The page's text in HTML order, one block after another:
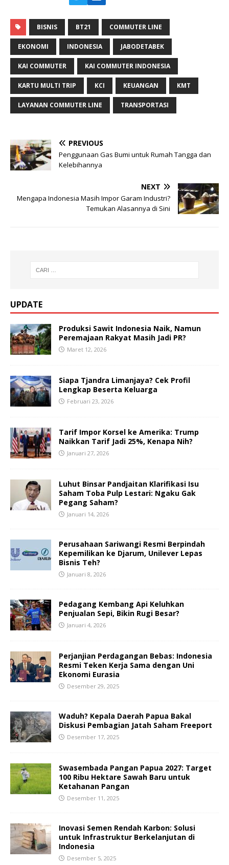
BISNIS BT21 COMMUTER LINE
EKONOMI INDONESIA JABODETABEK
KAI COMMUTER KAI COMMUTER INDONESIA
KARTU MULTI TRIP KCI KEUANGAN KMT
LAYANAN COMMUTER LINE TRANSPORTASI
PREVIOUS
Penggunaan Gas Bumi untuk Rumah Tangga dan
Kelebihannya
NEXT
Mengapa Indonesia Masih Impor Garam Industri?
Temukan Alasannya di Sini
UPDATE
Produksi Sawit Indonesia Naik, Namun
Peremajaan Rakyat Masih Jadi PR?
Maret 12, 2026
Siapa Tjandra Limanjaya? Cek Profil
Lengkap Beserta Keluarga
Februari 23, 2026
Tarif Impor Korsel ke Amerika: Trump
Naikkan Tarif Jadi 25%, Kenapa Nih?
Januari 27, 2026
Luhut Binsar Pandjaitan Klarifikasi Isu
Saham Toba Pulp Lestari: Ngaku Gak
Pegang Saham?
Januari 14, 2026
Perusahaan Sariwangi Resmi Berpindah
Kepemilikan ke Djarum, Unilever Lepas
Bisnis Teh?
Januari 8, 2026
Pedagang Kembang Api Keluhkan
Penjualan Sepi, Bikin Rugi Besar?
Januari 4, 2026
Perjanjian Perdagangan Bebas: Indonesia
Resmi Teken Kerja Sama dengan Uni
Ekonomi Eurasia
Desember 29, 2025
Waduh? Kepala Daerah Papua Bakal
Diskusi Pembagian Jatah Saham Freeport
Desember 17, 2025
Swasembada Pangan Papua 2027: Target
100 Ribu Hektare Sawah Baru untuk
Ketahanan Pangan
Desember 11, 2025
Inovasi Semen Rendah Karbon: Solusi
untuk Infrastruktur Berkelanjutan di
Indonesia
Desember 5, 2025